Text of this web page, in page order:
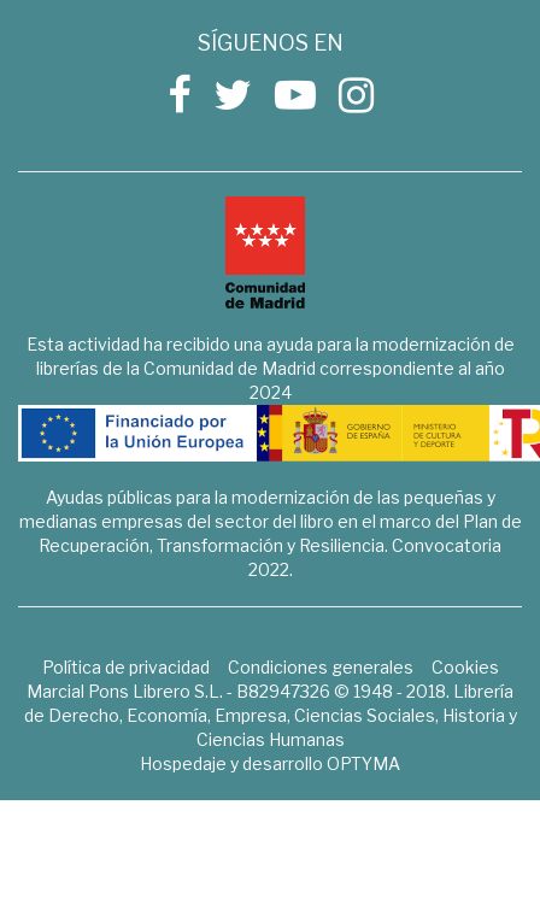
SÍGUENOS EN
Esta actividad ha recibido una ayuda para la modernización de
librerías de la Comunidad de Madrid correspondiente al año
2024
Ayudas públicas para la modernización de las pequeñas y
medianas empresas del sector del libro en el marco del Plan de
Recuperación, Transformación y Resiliencia. Convocatoria
2022.
Política de privacidad Condiciones generales
Cookies
Marcial Pons Librero S.L. - B82947326 © 1948 - 2018. Librería
de Derecho, Economía, Empresa, Ciencias Sociales, Historia y
Ciencias Humanas
Hospedaje y desarrollo OPTYMA